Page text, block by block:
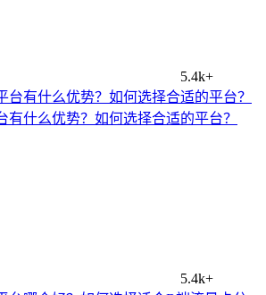
5.4k+
有什么优势？如何选择合适的平台？
5.4k+